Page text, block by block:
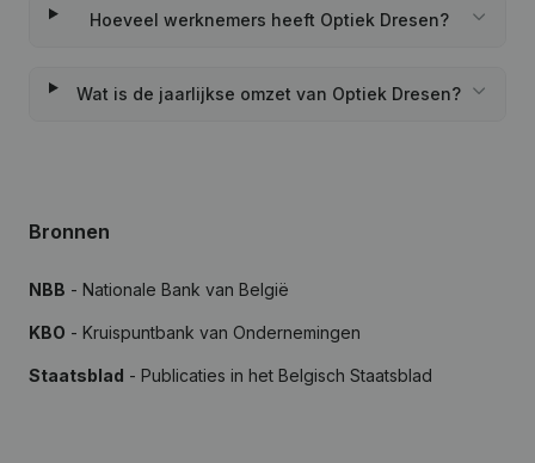
Hoeveel werknemers heeft Optiek Dresen?
Wat is de jaarlijkse omzet van Optiek Dresen?
Bronnen
NBB - Nationale Bank van België
KBO - Kruispuntbank van Ondernemingen
Staatsblad - Publicaties in het Belgisch Staatsblad